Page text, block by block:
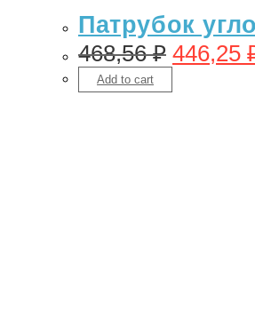
Патрубок
468,56₽ 446,25
Add to cart